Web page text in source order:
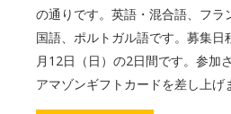
の通りです。英語・混合語、フラ
国語、ポルトガル語です。募集
月12日（日）の2日間です。参加
アマゾンギフトカードを差し上げ